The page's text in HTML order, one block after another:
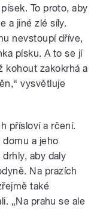
To proto, aby
a jiné zlé síly.
nevstoupí dříve,
písku. A to se jí
kohout zakokrhá a
vysvětluje
přísloví a rčení.
domu a jeho
aby daly
Na prazích
také
„Na prahu se ale